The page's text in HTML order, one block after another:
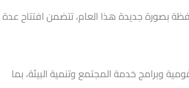
بصورة جديدة هذا العام، تتضمن افتتاح عدة
وبرامج خدمة المجتمع وتنمية البيئة، بما